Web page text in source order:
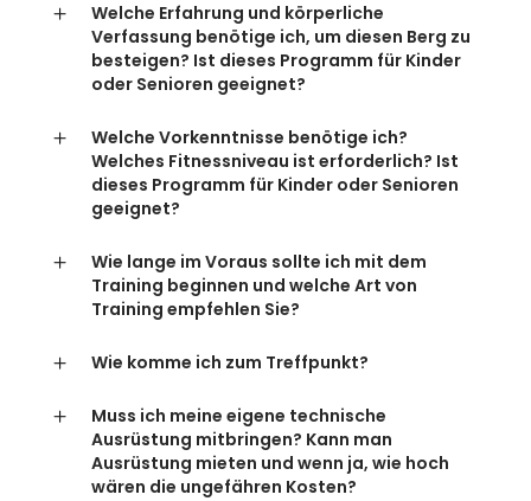
Welche Erfahrung und körperliche
Verfassung benötige ich, um diesen Berg zu
besteigen? Ist dieses Programm für Kinder
oder Senioren geeignet?
Welche Vorkenntnisse benötige ich?
Welches Fitnessniveau ist erforderlich? Ist
dieses Programm für Kinder oder Senioren
geeignet?
Wie lange im Voraus sollte ich mit dem
Training beginnen und welche Art von
Training empfehlen Sie?
Wie komme ich zum Treffpunkt?
Muss ich meine eigene technische
Ausrüstung mitbringen? Kann man
Ausrüstung mieten und wenn ja, wie hoch
wären die ungefähren Kosten?